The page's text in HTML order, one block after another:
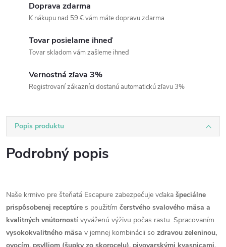
Doprava zdarma
K nákupu nad 59 € vám máte dopravu zdarma
Tovar posielame ihneď
Tovar skladom vám zašleme ihneď
Vernostná zľava 3%
Registrovaní zákazníci dostanú automatickú zľavu 3%
Popis produktu
Podrobný popis
Naše krmivo pre šteňatá Escapure zabezpečuje vďaka špeciálne
prispôsobenej receptúre s použitím čerstvého svalového mäsa a
kvalitných vnútorností vyváženú výživu počas rastu. Spracovaním
vysokokvalitného mäsa v jemnej kombinácii so zdravou zeleninou,